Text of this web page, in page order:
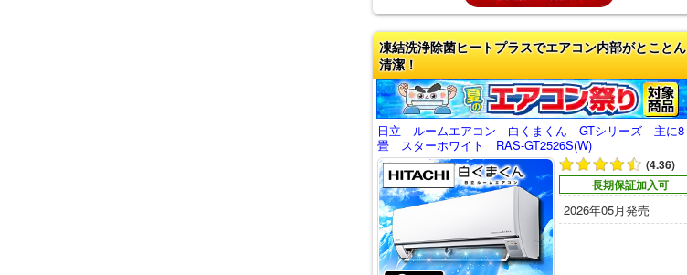
凍結洗浄除菌ヒートプラスでエアコン内部がとことん
清潔！
日立 ルームエアコン 白くまくん GTシリーズ 主に8
畳 スターホワイト RAS-GT2526S(W)
(4.36)
長期保証加入可
2026年05月発売